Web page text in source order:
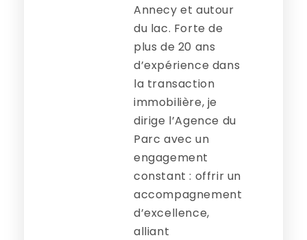
Annecy et autour
du lac. Forte de
plus de 20 ans
d’expérience dans
la transaction
immobilière, je
dirige l’Agence du
Parc avec un
engagement
constant : offrir un
accompagnement
d’excellence,
alliant